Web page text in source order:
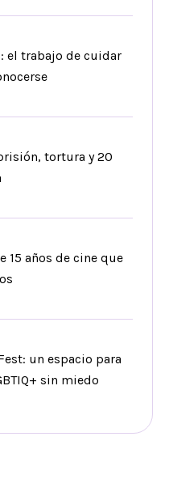
el trabajo de cuidar
tortura y 20
15 años de cine que
un espacio para
sin miedo